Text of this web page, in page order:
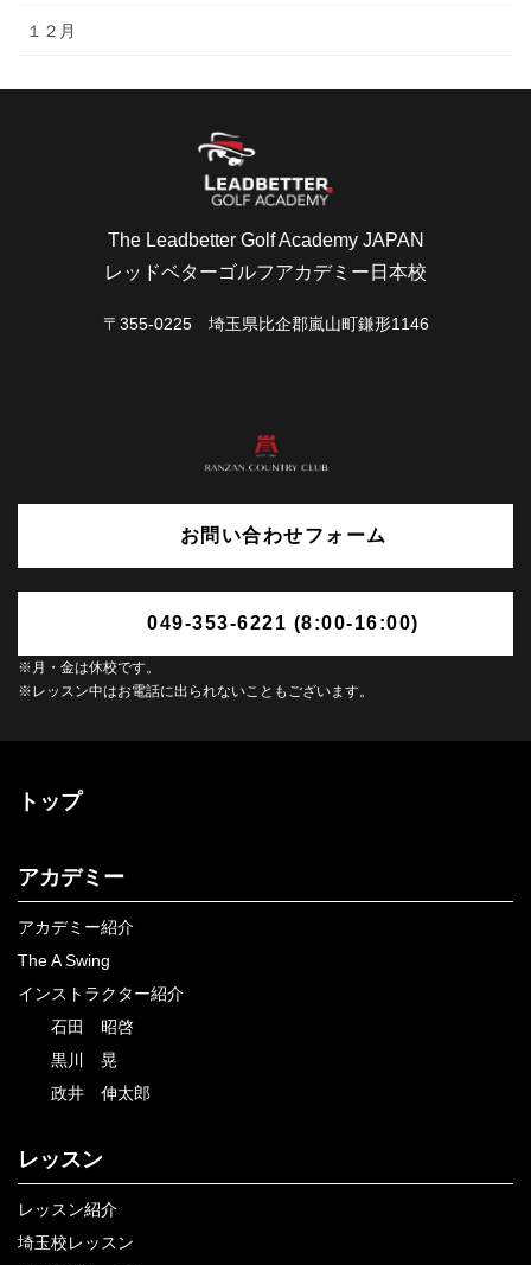
１２月
The Leadbetter Golf Academy JAPAN
レッドベターゴルフアカデミー日本校
〒355-0225 埼玉県比企郡嵐山町鎌形1146
お問い合わせフォーム
049-353-6221 (8:00-16:00)
※月・金は休校です。
※レッスン中はお電話に出られないこともございます。
トップ
アカデミー
アカデミー紹介
The A Swing
インストラクター紹介
石田 昭啓
黒川 晃
政井 伸太郎
レッスン
レッスン紹介
埼玉校レッスン